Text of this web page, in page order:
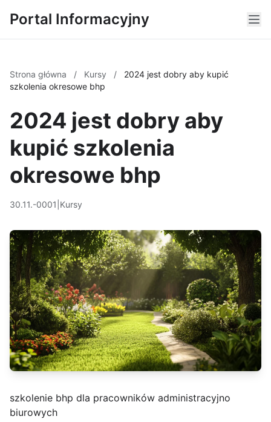
Portal Informacyjny
Strona główna / Kursy /
2024 jest dobry aby kupić
szkolenia okresowe bhp
2024 jest dobry aby
kupić szkolenia
okresowe bhp
30.11.-0001 Kursy
szkolenie bhp dla pracowników administracyjno
biurowych